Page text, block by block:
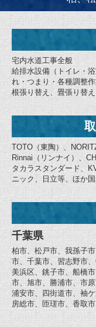
宅内水道工事全般
給排水設備（トイレ・
れ・つまり・各種調整
根張り替え、畳張り替
TOTO（東陶）、
Rinnai（リンナイ）、
タカラスタンダード、
ニック、日立等、ほか
千葉県
柏市、松戸市、我孫子
市、千葉市、習志野市
美浜区、銚子市、船橋
市、旭市、勝浦市、市
浦安市、四街道市、袖
房総市、匝瑳市、香取